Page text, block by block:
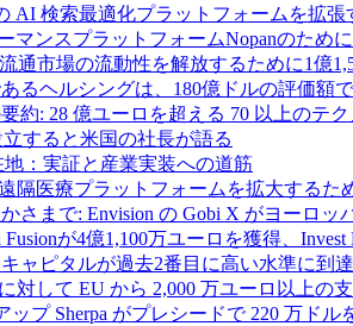
AI 検索最適化プラットフォームを拡
マンスプラットフォームNopanのため
通市場の流動性を解放するために1億
るヘルシングは、180億ドルの評価額
約: 28 億ユーロを超える 70 以上のテク
すると米国の社長が語る
地：実証と産業実装への道筋
隔医療プラットフォームを拡大するた
さまで: Envision の Gobi X がヨーロ
が4億1,100万ユーロを獲得、
ャピタルが過去2番目に高い水準に到達
対して EU から 2,000 万ユーロ以上の
プ Sherpa がプレシードで 220 万ドル